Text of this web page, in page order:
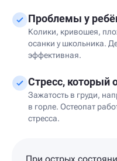
Проблемы у
Колики, кривошея,
осанки у школьника.
эффективная.
Стресс, который
Зажатость в груди,
в горле. Остеопат
стресса.